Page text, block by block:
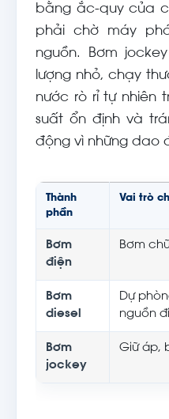
bằng ắc-quy của
phải chờ máy
nguồn. Bơm
lượng nhỏ, chạy
nước rò rỉ tự nhiên
suất ổn định và
động vì những dao
Thành
phần
Vai trò
Bơm
điện
Bơm
Bơm
diesel
Dự
nguồn
Bơm
jockey
Giữ áp,